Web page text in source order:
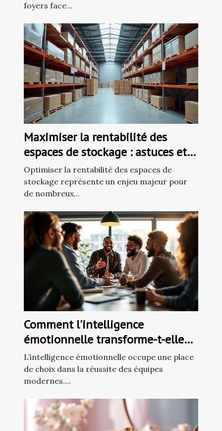
foyers face...
Maximiser la rentabilité des
espaces de stockage : astuces et
stratégies
Optimiser la rentabilité des espaces de
stockage représente un enjeu majeur pour
de nombreux...
Comment l'intelligence
émotionnelle transforme-t-elle
les dynamiques d'équipe ?
L’intelligence émotionnelle occupe une place
de choix dans la réussite des équipes
modernes....